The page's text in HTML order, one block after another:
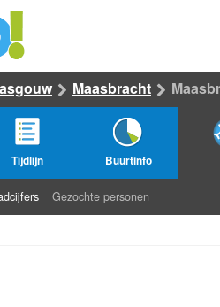
Maasbracht
Tijdlijn Buurtinfo
Gezochte personen